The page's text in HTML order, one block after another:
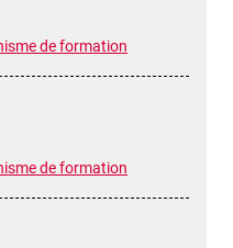
de formation
de formation